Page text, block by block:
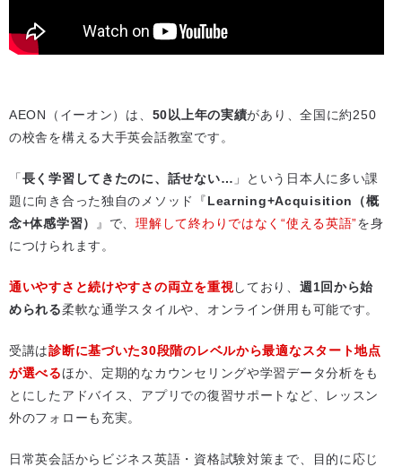
AEON（イーオン）は、 50以上年の実績があり、全国に約250
の校舎を構える大手英会話教室です。
「長く学習してきたのに、話せない… 」という日本人に多い課
題に向き合った独自のメソッド『Learning+Acquisition（概
念+体感学習）
』で、理解して終わりではなく“使える英語”を身
につけられます。
通いやすさと続けやすさの両立を重視しており、 週1回から始
められる柔軟な通学スタイルや、オンライン併用も可能です。
受講は診断に基づいた30段階のレベルから最適なスタート地点
が選べるほか、定期的なカウンセリングや学習データ分析をも
とにしたアドバイス、アプリでの復習サポートなど、レッスン
外のフォローも充実。
日常英会話からビジネス英語・資格試験対策まで、目的に応じ